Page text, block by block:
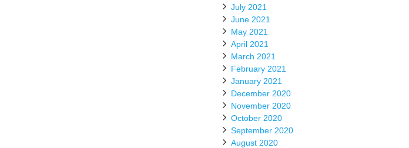
July 2021
June 2021
May 2021
April 2021
March 2021
February 2021
January 2021
December 2020
November 2020
October 2020
September 2020
August 2020